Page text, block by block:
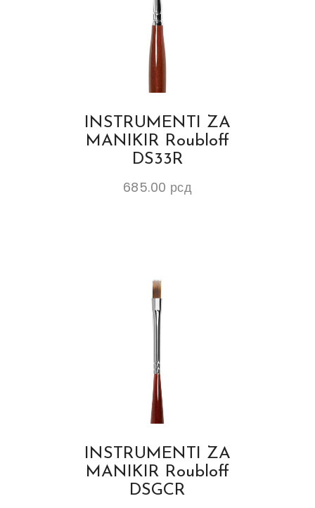
INSTRUMENTI ZA
MANIKIR Roubloff
DS33R
685.00 рсд
INSTRUMENTI ZA
MANIKIR Roubloff
DSGCR